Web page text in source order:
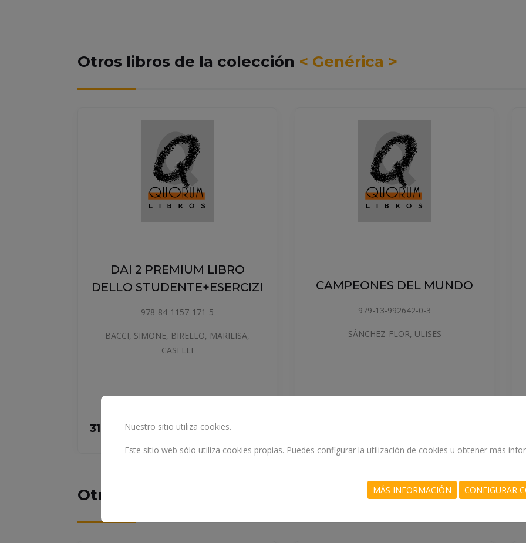
Otros libros de la colección < Genérica >
DAI 2 PREMIUM LIBRO
DELLO STUDENTE+ESERCIZI
978-84-1157-171-5
BACCI, SIMONE, BIRELLO, MARILISA,
CASELLI
31.9 € COMPRAR
CAMPEONES DEL MUNDO
979-13-992642-0-3
SÁNCHEZ-FLOR, ULISES
Otros libros la materia
Nuestro sitio utiliza cookies.
Este sitio web sólo utiliza cookies propias. Puedes configurar la utilización de cookies u obtener más
MÁS INFORMACIÓN CONFIGURAR